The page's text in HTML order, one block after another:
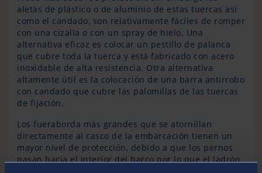
aletas de plástico o de aluminio de estas tuercas así
como el candado, son relativamente fáciles de romper
con una cizalla o con un spray de hielo. Una
alternativa eficaz es colocar un pestillo de palanca
que cubre toda la tuerca y está fabricado con acero
inoxidable de alta resistencia. Otra alternativa
altamente útil es la colocación de una barra antirrobo
con candado que cubre las palomillas de las tuercas
de fijación.
Los fueraborda más grandes que se atornillan
directamente al casco de la embarcación tienen un
mayor nivel de protección, debido a que los pernos
pasan hacia el interior del barco por lo que el ladrón